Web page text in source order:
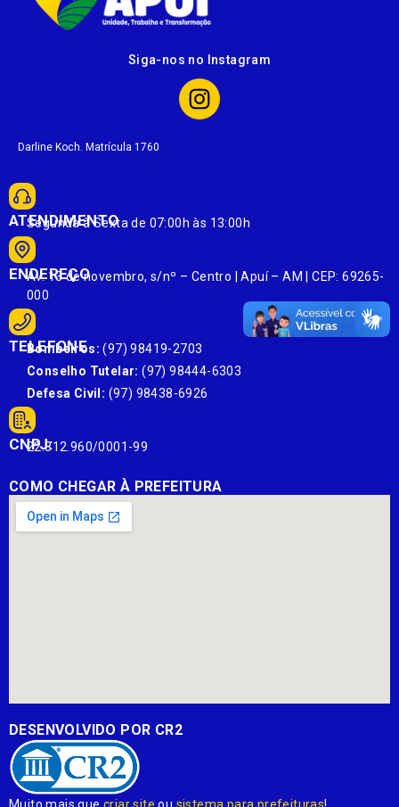
Siga-nos no Instagram
Darline Koch. Matrícula 1760
ATENDIMENTO
Segunda à Sexta de 07:00h às 13:00h
ENDEREÇO
Av. 13 de novembro, s/nº – Centro | Apuí – AM | CEP: 69265-
000
TELEFONE
Bombeiros: (97) 98419-2703
Conselho Tutelar: (97) 98444-6303
Defesa Civil: (97) 98438-6926
CNPJ:
22.812.960/0001-99
COMO CHEGAR À PREFEITURA
DESENVOLVIDO POR CR2